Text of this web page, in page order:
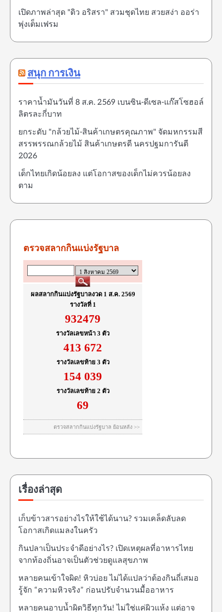
เปิดภาพล่าสุด "ดิว อริสรา" สวมชุดไทย สวยสง่า ออร่า
พุ่งเต็มเฟรม
สนุก การเงิน
ราคาน้ำมันวันที่ 8 ส.ค. 2569 เบนซิน-ดีเซล-แก๊สโซฮอล์
ลิตรละกี่บาท
ยกระดับ "กล้วยไม้-สินค้าเกษตรคุณภาพ" จัดมหกรรมสี
สรรพรรณกล้วยไม้ สินค้าเกษตรดี นครปฐมการันตี
2026
เด็กไทยเกิดน้อยลง แต่โอกาสของเด็กไม่ควรน้อยลง
ตาม
เรื่องล่าสุด
เก็บข้าวสารอย่างไรให้ใช้ได้นาน? รวมเคล็ดลับลด
โอกาสเกิดแมลงในครัว
กินปลาเป็นประจำดีอย่างไร? เปิดเหตุผลที่อาหารไทย
จากท้องถิ่นอาจเป็นตัวช่วยดูแลสุขภาพ
หลายคนเข้าใจผิด! หิวบ่อย ไม่ได้แปลว่าต้องกินถี่เสมอ
รู้จัก “ความหิวจริง” ก่อนปรับจำนวนมื้ออาหาร
หลายคนอาบน้ำผิดวิธีทุกวัน! ไม่ใช่แค่ผิวแห้ง แต่อาจ